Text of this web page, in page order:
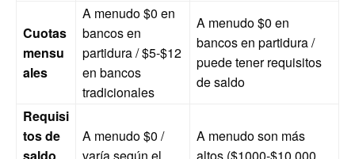
Cuotas
mensu
ales
A menudo $0 en
bancos en
partidura / $5-$12
en bancos
tradicionales
A menudo $0 en
bancos en partidura /
puede tener requisitos
de saldo
Requisi
tos de
A menudo $0 /
A menudo son más